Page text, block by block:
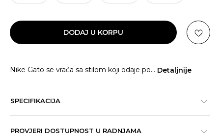
DODAJ U KORPU
Nike Gato se vraća sa stilom koji odaje po... Detaljnije
SPECIFIKACIJA
PROVJERI DOSTUPNOST U RADNJAMA